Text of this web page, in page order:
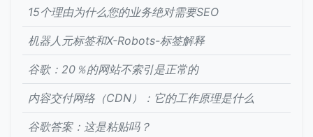
15个理由为什么您的业务绝对需要SEO
机器人元标签和X-Robots-标签解释
谷歌：20％的网站不索引是正常的
内容交付网络（CDN）：它的工作原理是什么
谷歌答案：这是粘贴吗？